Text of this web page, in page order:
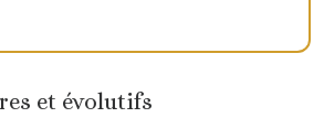
et évolutifs